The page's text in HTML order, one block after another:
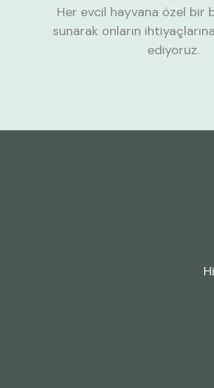
Her evcil hayvana özel bir
sunarak onların
ediyoruz.